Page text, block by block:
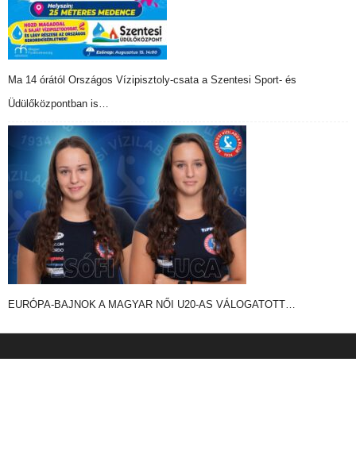
Ma 14 órától Országos Vízipisztoly-csata a Szentesi Sport- és
Üdülőközpontban is…
EURÓPA-BAJNOK A MAGYAR NŐI U20-AS VÁLOGATOTT…